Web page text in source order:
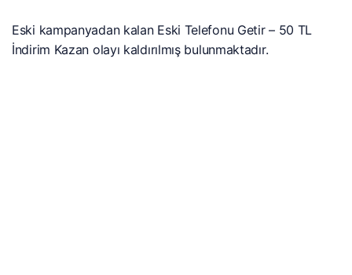
Eski kampanyadan kalan Eski Telefonu Getir – 50 TL
İndirim Kazan olayı kaldırılmış bulunmaktadır.